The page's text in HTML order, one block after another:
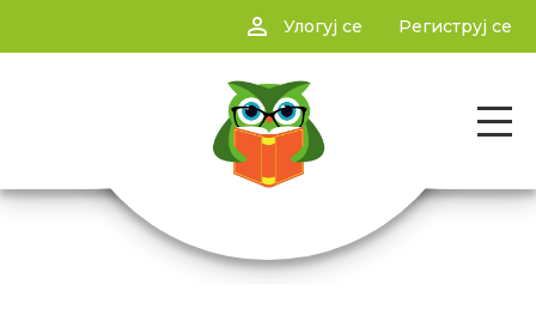
person_outline Улогуј се Региструј се